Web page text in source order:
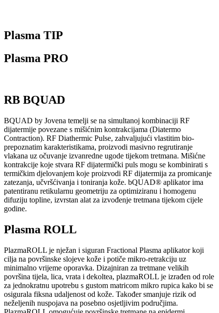
Plasma TIP
Plasma PRO
RB BQUAD
BQUAD by Jovena temelji se na simultanoj kombinaciji RF
dijatermije povezane s mišićnim kontrakcijama (Diatermo
Contraction). RF Diathermic Pulse, zahvaljujući vlastitim bio-
prepoznatim karakteristikama, proizvodi masivno regrutiranje
vlakana uz očuvanje izvanredne ugode tijekom tretmana. Mišićne
kontrakcije koje stvara RF dijatermički puls mogu se kombinirati s
termičkim djelovanjem koje proizvodi RF dijatermija za promicanje
zatezanja, učvršćivanja i toniranja kože. bQUAD® aplikator ima
patentiranu retikularnu geometriju za optimiziranu i homogenu
difuziju topline, izvrstan alat za izvođenje tretmana tijekom cijele
godine.
Plasma ROLL
PlazmaROLL je nježan i siguran Fractional Plasma aplikator koji
cilja na površinske slojeve kože i potiče mikro-retrakciju uz
minimalno vrijeme oporavka. Dizajniran za tretmane velikih
površina tijela, lica, vrata i dekoltea, plazmaROLL je izrađen od role
za jednokratnu upotrebu s gustom matricom mikro rupica kako bi se
osigurala fiksna udaljenost od kože. Također smanjuje rizik od
neželjenih nuspojava na posebno osjetljivim područjima.